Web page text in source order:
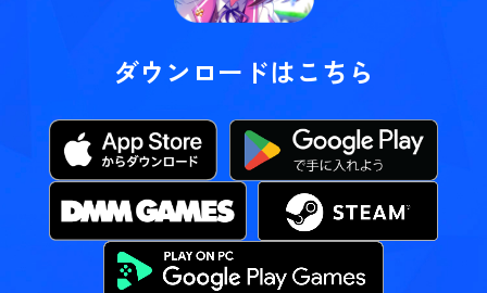
ダウンロードはこちら